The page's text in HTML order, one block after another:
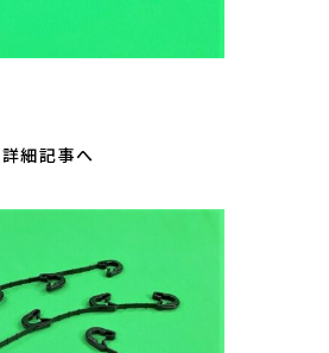
詳細記事へ